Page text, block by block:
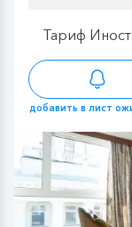
Тариф
добавить в лист